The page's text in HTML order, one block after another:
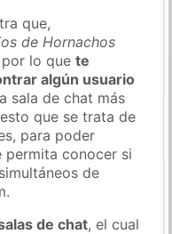
que,
de Hornachos
por lo quete
algún usuario
sala de chat más
que se trata de
para poder
permita conocer si
de
de chat, el cual